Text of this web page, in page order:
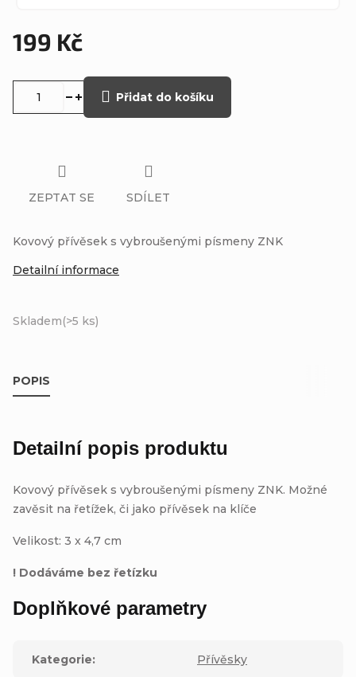
199 Kč
Skladem(>5 ks)
Přidat do košíku
Kovový přívěsek s vybroušenými písmeny ZNK
Detailní informace
ZEPTAT SE SDÍLET
POPIS
Detailní popis produktu
Kovový přívěsek s vybroušenými písmeny ZNK. Možné
zavěsit na řetížek, či jako přívěsek na klíče
Velikost: 3 x 4,7 cm
! Dodáváme bez řetízku
Doplňkové parametry
Kategorie: Přívěsky